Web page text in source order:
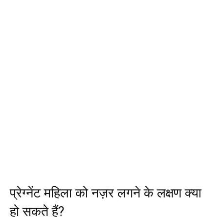
प्रेग्नेंट महिला को नज़र लगने के लक्षण क्या
हो सकते हैं?